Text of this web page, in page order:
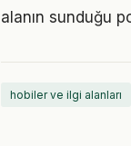
alanın sunduğu
hobiler ve ilgi alanları